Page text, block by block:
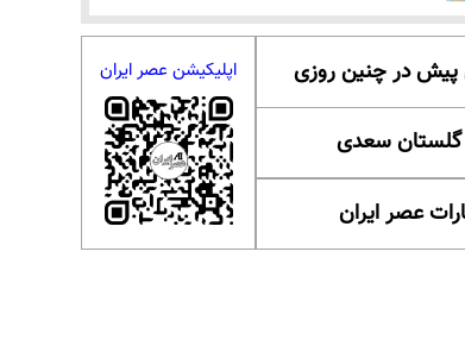
گلستان سعدی
عصر ایران
اپلیکیشن عصر ایران